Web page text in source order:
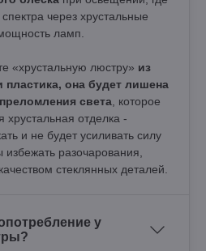
через хрустальные
ламп.
«хрустальную люстру» из
пластика, она будет лишена
света, которое
хрустальная отделка -
и не будет усиливать силу
разочарования,
стеклянных деталей.
у